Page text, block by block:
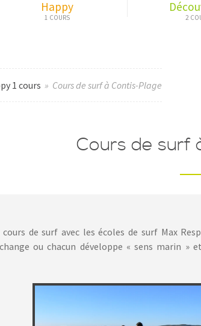
Happy
1 cours » Cours de surf à Contis-Plage
Cours de surf
de surf avec les écoles de surf Max
ou chacun développe « sens marin »